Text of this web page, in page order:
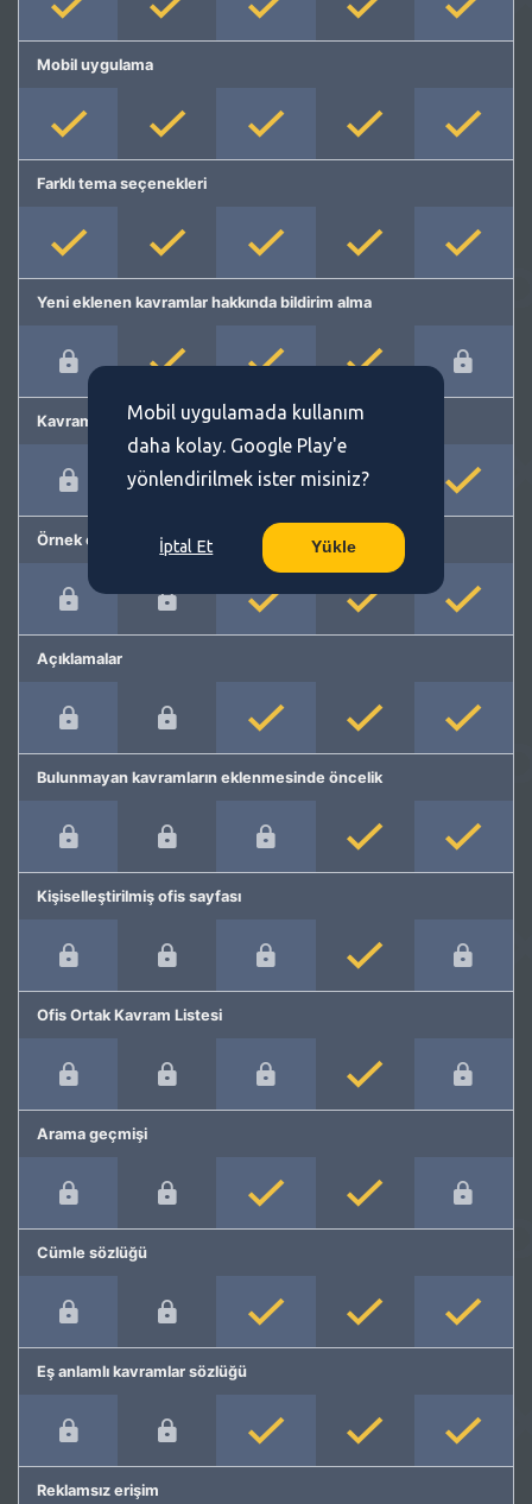
Mobil uygulama
Farklı tema seçenekleri
Yeni eklenen kavramlar hakkında bildirim alma
Kavram önerme
Örnek cümleler
Açıklamalar
Bulunmayan kavramların eklenmesinde öncelik
Kişiselleştirilmiş ofis sayfası
Ofis Ortak Kavram Listesi
Arama geçmişi
Cümle sözlüğü
Eş anlamlı kavramlar sözlüğü
Reklamsız erişim
Mobil uygulamada kullanım
daha kolay. Google Play'e
yönlendirilmek ister misiniz?
İptal Et Yükle